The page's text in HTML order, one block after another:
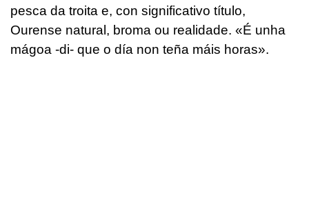
pesca da troita e, con significativo título,
Ourense natural, broma ou realidade. «É unha
mágoa -di- que o día non teña máis horas».